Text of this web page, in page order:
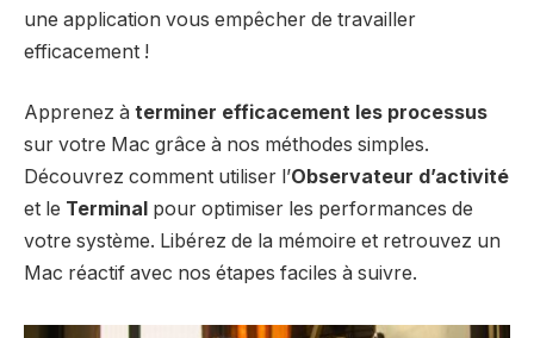
une application vous empêcher de travailler
efficacement !
Apprenez à terminer efficacement les processus
sur votre Mac grâce à nos méthodes simples.
Découvrez comment utiliser l’Observateur d’activité
et le Terminal pour optimiser les performances de
votre système. Libérez de la mémoire et retrouvez un
Mac réactif avec nos étapes faciles à suivre.